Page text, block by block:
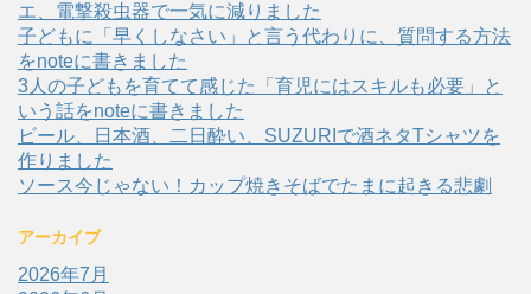
エ、電撃殺虫器で一気に減りました
子どもに「早くしなさい」と言う代わりに、質問する方法
をnoteに書きました
3人の子どもを育てて感じた「育児にはスキルも必要」と
いう話をnoteに書きました
ビール、日本酒、二日酔い、SUZURIで酒ネタTシャツを
作りました
ソース今じゃない！カップ焼きそばでたまに起きる悲劇
アーカイブ
2026年7月